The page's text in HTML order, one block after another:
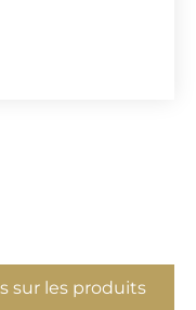
sur les produits